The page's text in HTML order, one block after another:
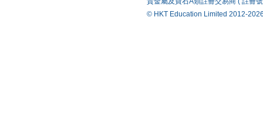
© HKT Education Limited 2012-